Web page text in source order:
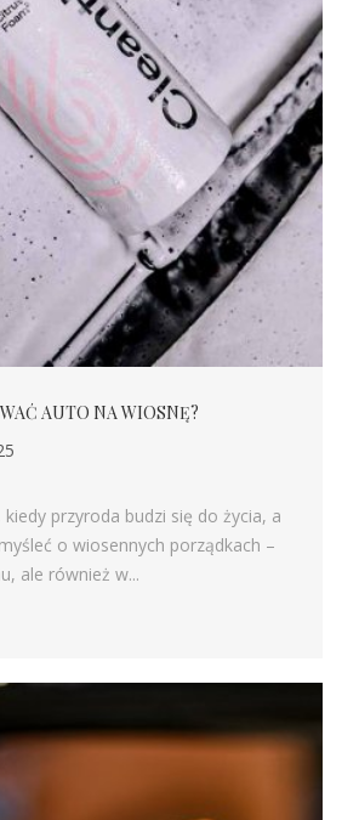
AUTO NA WIOSNĘ?
przyroda budzi się do życia, a
o wiosennych porządkach –
ale również w...